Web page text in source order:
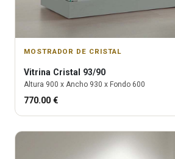
MOSTRADOR DE CRISTAL
Vitrina Cristal 93/90
Altura 900 x Ancho 930 x Fondo 600
770.00 €